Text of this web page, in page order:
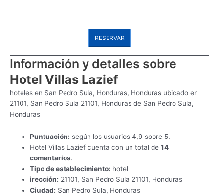
RESERVAR
Información y detalles sobre
Hotel Villas Lazief
hoteles en San Pedro Sula, Honduras, Honduras ubicado en
21101, San Pedro Sula 21101, Honduras de San Pedro Sula,
Honduras
Puntuación: según los usuarios 4,9 sobre 5.
Hotel Villas Lazief cuenta con un total de14
comentarios.
Tipo de establecimiento: hotel
irección: 21101, San Pedro Sula 21101, Honduras
Ciudad: San Pedro Sula, Honduras